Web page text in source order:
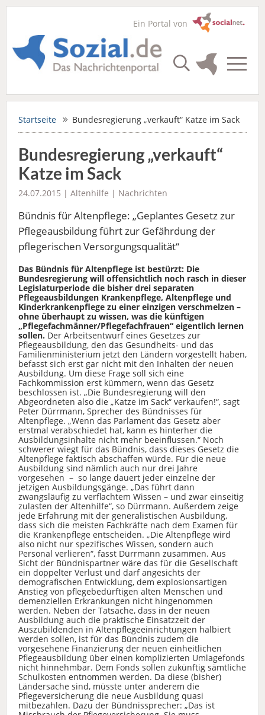
Ein Portal von
Startseite Bundesregierung „verkauft“ Katze im Sack
Bundesregierung „verkauft“
Katze im Sack
24.07.2015 | Altenhilfe | Nachrichten
Bündnis für Altenpflege: „Geplantes Gesetz zur
Pflegeausbildung führt zur Gefährdung der
pflegerischen Versorgungsqualität“
Das Bündnis für Altenpflege ist bestürzt: Die
Bundesregierung will offensichtlich noch rasch in dieser
Legislaturperiode die bisher drei separaten
Pflegeausbildungen Krankenpflege, Altenpflege und
Kinderkrankenpflege zu einer einzigen verschmelzen –
ohne überhaupt zu wissen, was die künftigen
„Pflegefachmänner/Pflegefachfrauen“ eigentlich lernen
sollen. Der Arbeitsentwurf eines Gesetzes zur
Pflegeausbildung, den das Gesundheits- und das
Familienministerium jetzt den Ländern vorgestellt haben,
befasst sich erst gar nicht mit den Inhalten der neuen
Ausbildung. Um diese Frage soll sich eine
Fachkommission erst kümmern, wenn das Gesetz
beschlossen ist. „Die Bundesregierung will den
Abgeordneten also die „Katze im Sack“ verkaufen!“, sagt
Peter Dürrmann, Sprecher des Bündnisses für
Altenpflege. „Wenn das Parlament das Gesetz aber
erstmal verabschiedet hat, kann es hinterher die
Ausbildungsinhalte nicht mehr beeinflussen.“ Noch
schwerer wiegt für das Bündnis, dass dieses Gesetz die
Altenpflege faktisch abschaffen würde. Für die neue
Ausbildung sind nämlich auch nur drei Jahre
vorgesehen – so lange dauert jeder einzelne der
jetzigen Ausbildungsgänge. „Das führt dann
zwangsläufig zu verflachtem Wissen – und zwar einseitig
zulasten der Altenhilfe“, so Dürrmann. Außerdem zeige
jede Erfahrung mit der generalistischen Ausbildung,
dass sich die meisten Fachkräfte nach dem Examen für
die Krankenpflege entscheiden. „Die Altenpflege wird
also nicht nur spezifisches Wissen, sondern auch
Personal verlieren“, fasst Dürrmann zusammen. Aus
Sicht der Bündnispartner wäre das für die Gesellschaft
ein doppelter Verlust und darf angesichts der
demografischen Entwicklung, dem explosionsartigen
Anstieg von pflegebedürftigen alten Menschen und
demenziellen Erkrankungen nicht hingenommen
werden. Neben der Tatsache, dass in der neuen
Ausbildung auch die praktische Einsatzzeit der
Auszubildenden in Altenpflegeeinrichtungen halbiert
werden sollen, ist für das Bündnis zudem die
vorgesehene Finanzierung der neuen einheitlichen
Pflegeausbildung über einen komplizierten Umlagefonds
nicht hinnehmbar. Dem Fonds sollen zukünftig sämtliche
Schulkosten entnommen werden. Da diese (bisher)
Ländersache sind, müsste unter anderem die
Pflegeversicherung die neue Ausbildung quasi
mitbezahlen. Dazu der Bündnissprecher: „Das ist